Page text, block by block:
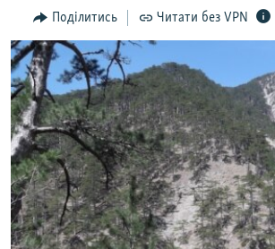
Перейти
до
пошуку
ПОГЛЯД
ІНТЕРВ'Ю
ВСЕ ЗА ДЕНЬ
СПЕЦПРОЕКТИ
ДЕПОРТАЦІЯ
ВІДЕОУРОКИ «ELIFBE»
СВІДЧЕННЯ ОКУПАЦІЇ
УКРАЇНСЬКА ПРОБЛЕМА КРИМУ
ЯК ОБІЙТИ БЛОКУВАННЯ
Русский
Qırımtatar
Поділитись Читати без VPN